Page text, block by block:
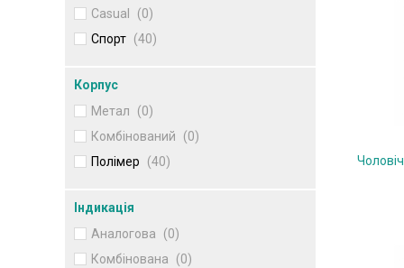
Casual
(0)
Спорт (40)
Корпус
Метал
(0)
Комбінований
(0)
Полімер
(40)
Індикація
Аналогова
(0)
Комбінована
(0)